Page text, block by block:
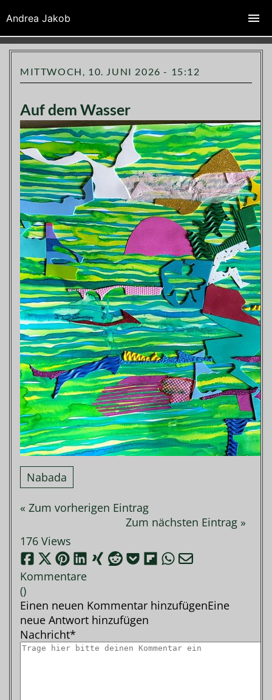
MITTWOCH, 10. JUNI 2026 - 15:12
Auf dem Wasser
Nabada
« Zum vorherigen Eintrag
Zum nächsten Eintrag »
176 Views
Kommentare
()
Einen neuen Kommentar hinzufügenEine
neue Antwort hinzufügen
Nachricht*
Andrea Jakob